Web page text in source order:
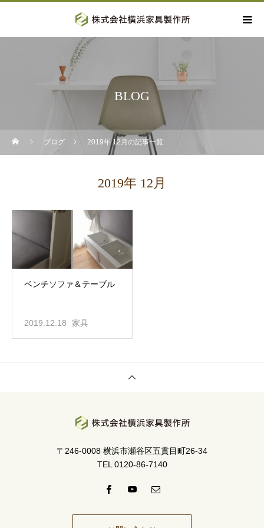
BLOG
ブログ 2019年 12月の記事一覧
2019年 12月
ベンチソファ＆テーブル
2019.12.18 家具
〒246-0008 横浜市瀬谷区五貫目町26-34
TEL 0120-86-7140